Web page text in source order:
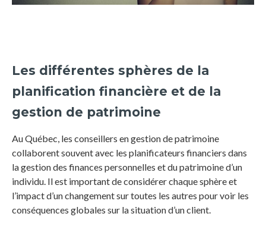
Les différentes sphères de la
planification financière et de la
gestion de patrimoine
Au Québec, les conseillers en gestion de patrimoine
collaborent souvent avec les planificateurs financiers dans
la gestion des finances personnelles et du patrimoine d’un
individu. Il est important de considérer chaque sphère et
l’impact d’un changement sur toutes les autres pour voir les
conséquences globales sur la situation d’un client.